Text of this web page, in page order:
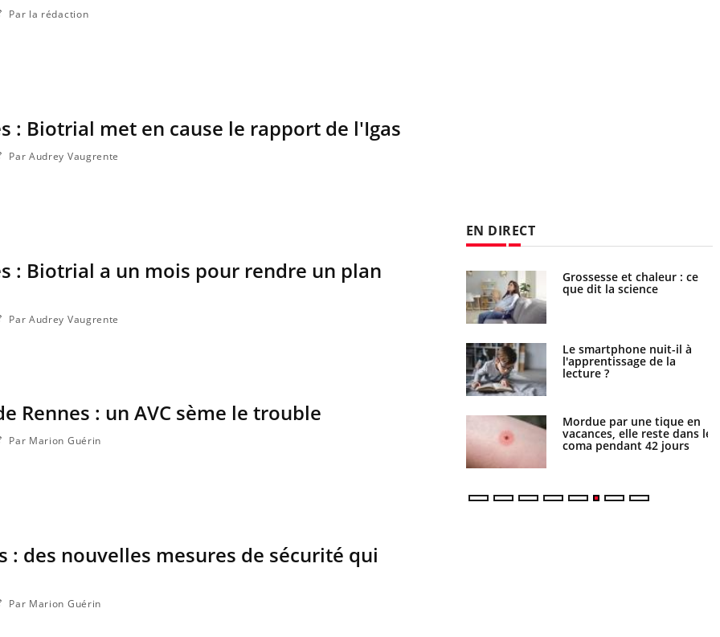
Par la rédaction
: Biotrial met en cause le rapport de l'Igas
Par Audrey Vaugrente
: Biotrial a un mois pour rendre un plan
Par Audrey Vaugrente
Rennes : un AVC sème le trouble
Par Marion Guérin
: des nouvelles mesures de sécurité qui
Par Marion Guérin
EN DIRECT
La sieste empêche-t-elle de
Pourquoi votre ventre
jours de vos vacances ?
Fortes chaleurs : pourquoi
Pourquoi manger moins de
Grossesse et chaleur : ce
que dit la science
Le smartphone nuit-il à
l'apprentissage de la
lecture ?
Mordue par une tique en
vacances, elle reste dans le
coma pendant 42 jours